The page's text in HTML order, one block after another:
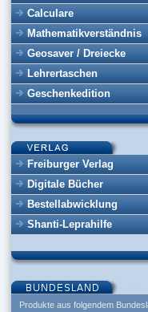
Calculare
Mathematikverständnis
Geosaver / Dreiecke
Lehrertaschen
Geschenkedition
Freiburger Verlag
Digitale Bücher
Bestellabwicklung
Shanti-Leprahilfe
Produkte aus folgendem